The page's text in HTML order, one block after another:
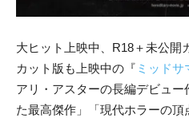
大ヒット上映中、R18＋未公開
カット版も上映中の『 ミッドサ
アリ・アスターの長編デビュ
た最高傑作」「現代ホラーの